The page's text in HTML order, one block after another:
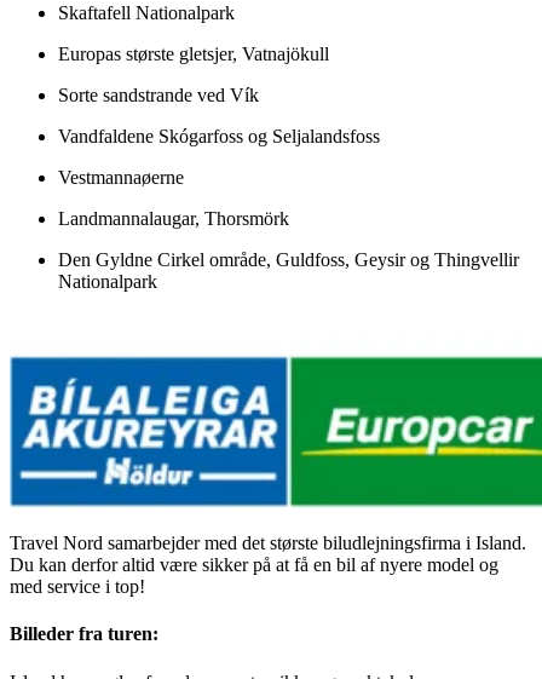
Skaftafell Nationalpark
Europas største gletsjer, Vatnajökull
Sorte sandstrande ved Vík
Vandfaldene Skógarfoss og Seljalandsfoss
Vestmannaøerne
Landmannalaugar, Thorsmörk
Den Gyldne Cirkel område, Guldfoss, Geysir og Thingvellir
Nationalpark
Travel Nord samarbejder med det største biludlejningsfirma i Island.
Du kan derfor altid være sikker på at få en bil af nyere model og
med service i top!
Billeder fra turen: